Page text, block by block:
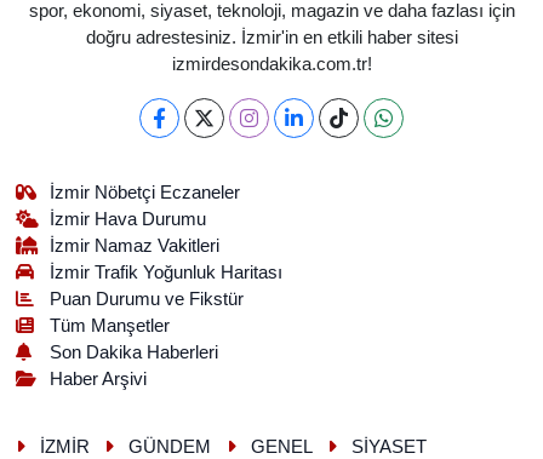
spor, ekonomi, siyaset, teknoloji, magazin ve daha fazlası için
doğru adrestesiniz. İzmir'in en etkili haber sitesi
izmirdesondakika.com.tr!
İzmir Nöbetçi Eczaneler
İzmir Hava Durumu
İzmir Namaz Vakitleri
İzmir Trafik Yoğunluk Haritası
Puan Durumu ve Fikstür
Tüm Manşetler
Son Dakika Haberleri
Haber Arşivi
İZMİR GÜNDEM GENEL
SİYASET